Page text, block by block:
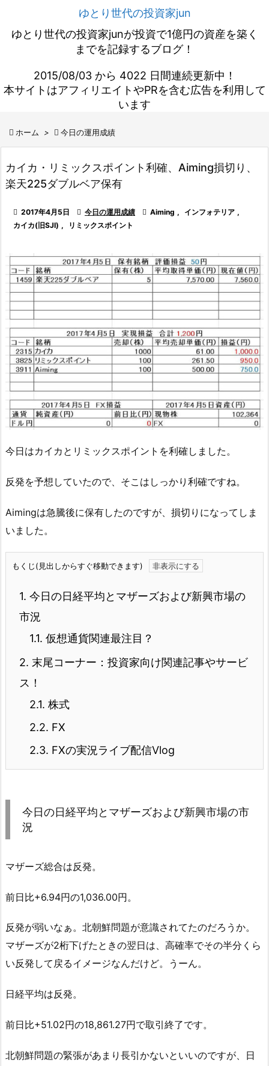
ゆとり世代の投資家jun
ゆとり世代の投資家junが投資で1億円の資産を築く
までを記録するブログ！
2015/08/03 から 4022 日間連続更新中！
本サイトはアフィリエイトやPRを含む広告を利用して
います
 ホーム >  今日の運用成績
カイカ・リミックスポイント利確、Aiming損切り、
楽天225ダブルベア保有
 2017年4月5日  今日の運用成績  Aiming , インフォテリア ,
カイカ(旧SJI) , リミックスポイント
今日はカイカとリミックスポイントを利確しました。
反発を予想していたので、そこはしっかり利確ですね。
Aimingは急騰後に保有したのですが、損切りになってしま
いました。
もくじ(見出しからすぐ移動できます)
1. 今日の日経平均とマザーズおよび新興市場の
市況
1.1. 仮想通貨関連最注目？
2. 末尾コーナー：投資家向け関連記事やサービ
ス！
2.1. 株式
2.2. FX
2.3. FXの実況ライブ配信Vlog
今日の日経平均とマザーズおよび新興市場の市
況
マザーズ総合は反発。
前日比+6.94円の1,036.00円。
反発が弱いなぁ。北朝鮮問題が意識されてたのだろうか。
マザーズが2桁下げたときの翌日は、高確率でその半分くら
い反発して戻るイメージなんだけど。うーん。
日経平均は反発。
前日比+51.02円の18,861.27円で取引終了です。
北朝鮮問題の緊張があまり長引かないといいのですが、日